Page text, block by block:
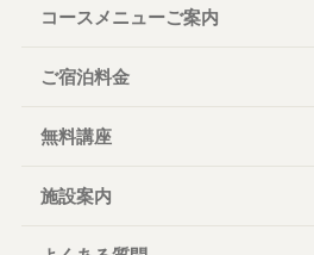
コースメニューご案内
ご宿泊料金
無料講座
施設案内